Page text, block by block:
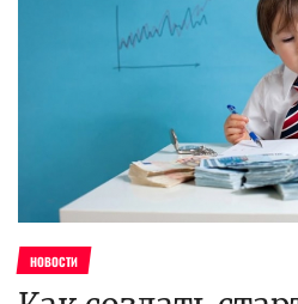
НОВОСТИ